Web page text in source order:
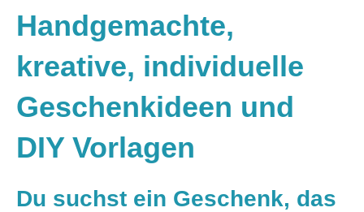
Handgemachte,
kreative, individuelle
Geschenkideen und
DIY Vorlagen
Du suchst ein Geschenk, das